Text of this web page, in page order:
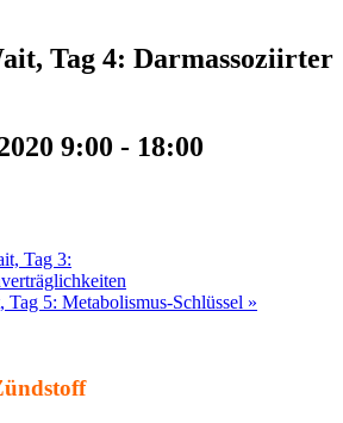
Tag 4: Darmassoziirter
9:00 - 18:00
Tag 3:
Tag 5: Metabolismus-Schlüssel »